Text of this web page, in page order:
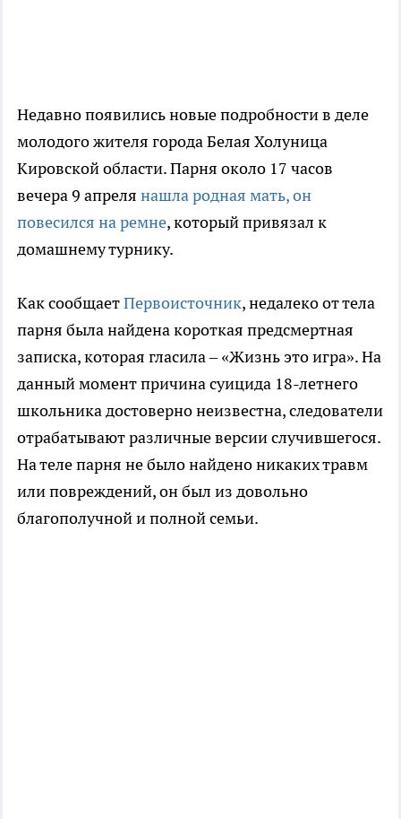
Недавно появились новые подробности в деле
молодого жителя города Белая Холуница
Кировской области. Парня около 17 часов
вечера 9 апреля нашла родная мать, он
повесился на ремне, который привязал к
домашнему турнику.
Как сообщаетПервоисточник, недалеко от тела
парня была найдена короткая предсмертная
записка, которая гласила – «Жизнь это игра». На
данный момент причина суицида 18-летнего
школьника достоверно неизвестна, следователи
отрабатывают различные версии случившегося.
На теле парня не было найдено никаких травм
или повреждений, он был из довольно
благополучной и полной семьи.